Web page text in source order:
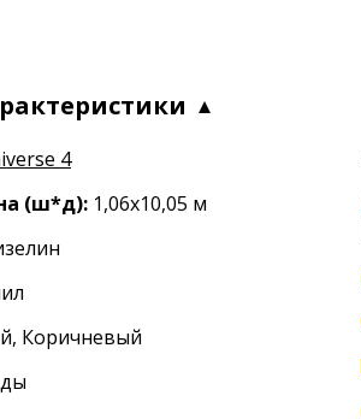
4
(ш*д): 1,06x10,05 м
Коричневый